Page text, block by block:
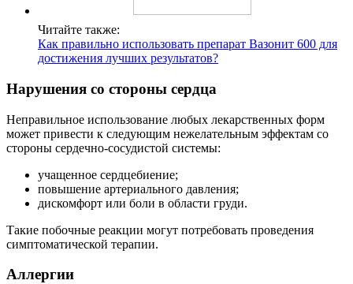
Читайте также:
Как правильно использовать препарат Вазонит 600 для
достижения лучших результатов?
Нарушения со стороны сердца
Неправильное использование любых лекарственных форм
может привести к следующим нежелательным эффектам со
стороны сердечно-сосудистой системы:
учащенное сердцебиение;
повышение артериального давления;
дискомфорт или боли в области груди.
Такие побочные реакции могут потребовать проведения
симптоматической терапии.
Аллергии